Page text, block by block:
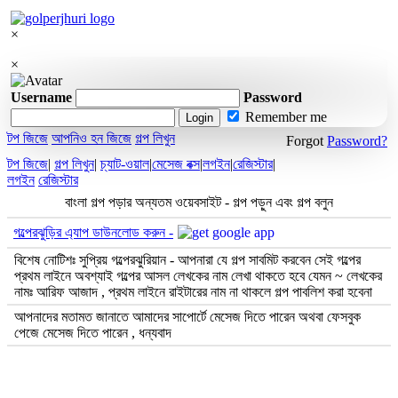
×
×
Username Password
Login
Remember me
Forgot Password?
টপ জিজে আপনিও হন জিজে গল্প লিখুন
টপ জিজে| গল্প লিখুন|চ্যাট-ওয়াল|মেসেজ বক্স|লগইন|রেজিস্টার|
লগইন রেজিস্টার
বাংলা গল্প পড়ার অন্যতম ওয়েবসাইট - গল্প পড়ুন এবং গল্প বলুন
গল্পেরঝুড়ির এ্যাপ ডাউনলোড করুন -
বিশেষ নোটিশঃ সুপ্রিয় গল্পেরঝুরিয়ান - আপনারা যে গল্প সাবমিট করবেন সেই গল্পের
প্রথম লাইনে অবশ্যাই গল্পের আসল লেখকের নাম লেখা থাকতে হবে যেমন ~ লেখকের
নামঃ আরিফ আজাদ , প্রথম লাইনে রাইটারের নাম না থাকলে গল্প পাবলিশ করা হবেনা
আপনাদের মতামত জানাতে আমাদের সাপোর্টে মেসেজ দিতে পারেন অথবা ফেসবুক
পেজে মেসেজ দিতে পারেন , ধন্যবাদ